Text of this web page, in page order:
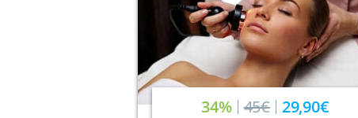
34% 45€ 29,90€